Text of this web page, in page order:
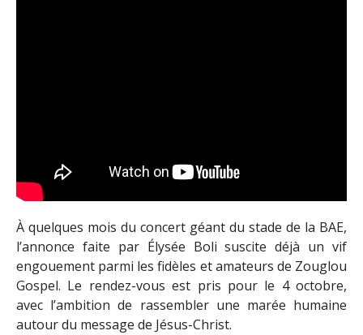
À quelques mois du concert géant du stade de la BAE,
l’annonce faite par Élysée Boli suscite déjà un vif
engouement parmi les fidèles et amateurs de Zouglou
Gospel. Le rendez-vous est pris pour le 4 octobre,
avec l’ambition de rassembler une marée humaine
autour du message de Jésus-Christ.